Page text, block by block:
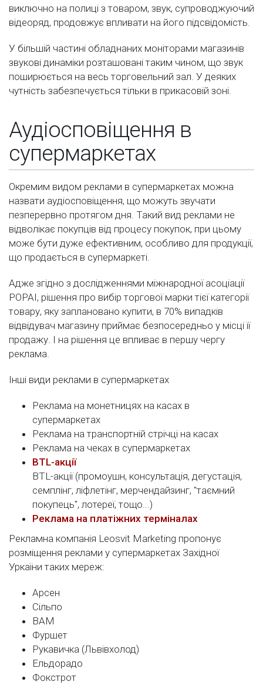
виключно на полиці з товаром, звук, супроводжуючий
відеоряд, продовжує впливати на його підсвідомість.
У більшій частині обладнаних моніторами магазинів
звукові динаміки розташовані таким чином, що звук
поширюється на весь торговельний зал. У деяких
чутність забезпечується тільки в прикасовій зоні.
Аудіосповіщення в
супермаркетах
Окремим видом реклами в супермаркетах можна
назвати аудіосповіщення, що можуть звучати
пезперервно протягом дня. Такий вид реклами не
відволікає покупців від процесу покупок, при цьому
може бути дуже ефективним, особливо для продукції,
що продається в супермаркеті.
Адже згідно з дослідженнями міжнародної асоціації
POPAI, рішення про вибір торгової марки тієї категорії
товару, яку заплановано купити, в 70% випадків
відвідувач магазину приймає безпосередньо у місці її
продажу. І на рішення це впливає в першу чергу
реклама.
Інші види реклами в супермаркетах
Реклама на монетницях на касах в
супермаркетах
Реклама на транспортній стрічці на касах
Реклама на чеках в супермаркетах
BTL-акції
BTL-акції (промоушн, консультація, дегустація,
семплінг, ліфлетінг, мерчендайзинг, "таємний
покупець", лотереї, тощо...)
Реклама на платіжних терміналах
Рекламна компанія Leosvit Marketing пропонує
розміщення реклами у супермаркетах Західної
Уркаїни таких мереж:
Арсен
Сільпо
ВАМ
Фуршет
Рукавичка (Львівхолод)
Ельдорадо
Фокстрот